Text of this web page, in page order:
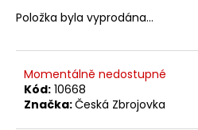
Položka byla vyprodána…
Momentálně nedostupné
Kód: 10668
Značka:Česká Zbrojovka
p
r
u
č
u